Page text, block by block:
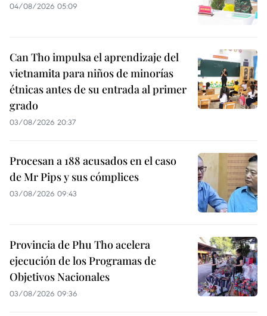
04/08/2026 05:09
Can Tho impulsa el aprendizaje del
vietnamita para niños de minorías
étnicas antes de su entrada al primer
grado
03/08/2026 20:37
Procesan a 188 acusados en el caso
de Mr Pips y sus cómplices
03/08/2026 09:43
Provincia de Phu Tho acelera
ejecución de los Programas de
Objetivos Nacionales
03/08/2026 09:36